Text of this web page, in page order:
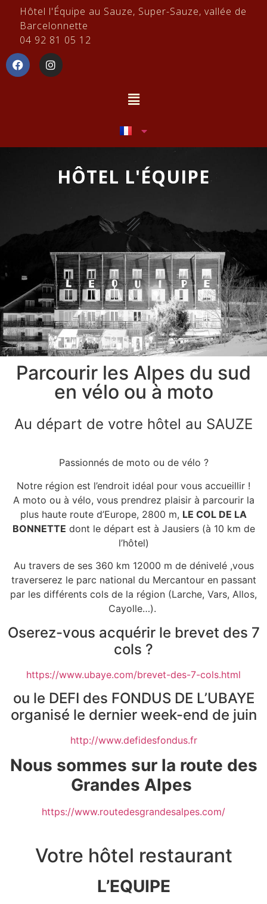
Hôtel l'Équipe au Sauze, Super-Sauze, vallée de
Barcelonnette
04 92 81 05 12
HÔTEL L'ÉQUIPE
Parcourir les Alpes du sud
en vélo ou à moto
Au départ de votre hôtel au SAUZE
Passionnés de moto ou de vélo ?
Notre région est l’endroit idéal pour vous accueillir !
A moto ou à vélo, vous prendrez plaisir à parcourir la
plus haute route d’Europe, 2800 m, LE COL DE LA
BONNETTE dont le départ est à Jausiers (à 10 km de
l’hôtel)
Au travers de ses 360 km 12000 m de dénivelé ,vous
traverserez le parc national du Mercantour en passant
par les différents cols de la région (Larche, Vars, Allos,
Cayolle…).
Oserez-vous acquérir le brevet des 7
cols ?
https://www.ubaye.com/brevet-des-7-cols.html
ou le DEFI des FONDUS DE L’UBAYE
organisé le dernier week-end de juin
http://www.defidesfondus.fr
Nous sommes sur la route des
Grandes Alpes
https://www.routedesgrandesalpes.com/
Votre hôtel restaurant
L’EQUIPE